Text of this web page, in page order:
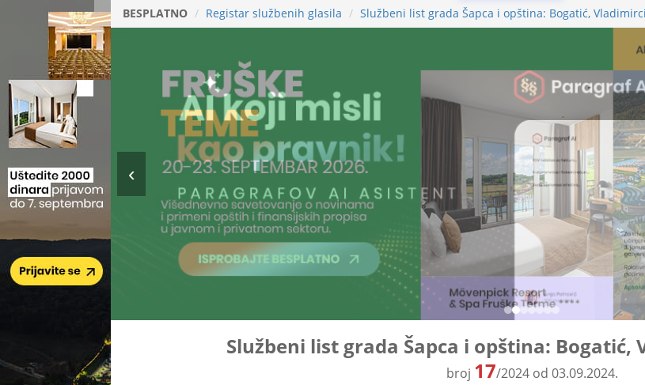
BESPLATNO Registar službenih glasila Službeni list grada Šapca i opština: Bogatić,
Službeni list grada Šapca i opština: Bogatić,
broj 17/2024 od 03.09.2024.